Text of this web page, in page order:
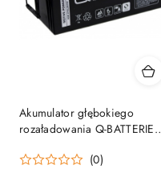
Akumulator głębokiego
rozaładowania Q-BATTERIES
(0)